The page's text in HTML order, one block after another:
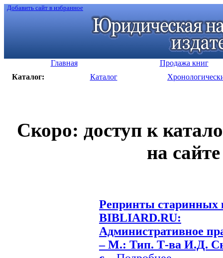
Добавить сайт в избранное
Главная
Продажа книг
Каталог:
Каталог
Скоро: доступ к
на
Репринты старинных
BIBLIARD.RU:
Административное
– М.: Тип. Т-ва И.Д.